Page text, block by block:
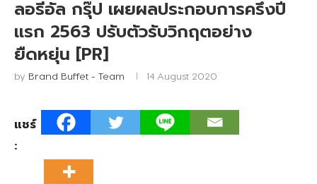
ลอรีอัล กรุ๊ป เผยผลประกอบการครึ่งปี
แรก 2563 ปรับตัวรับวิกฤตอย่าง
ยืดหยุ่น [PR]
by Brand Buffet - Team 14 August 2020
แชร์
: